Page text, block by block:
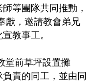
等團隊共同推動，
獻，邀請教會弟兄
教事工。
堂前草坪設置攤
責的同工，並由同